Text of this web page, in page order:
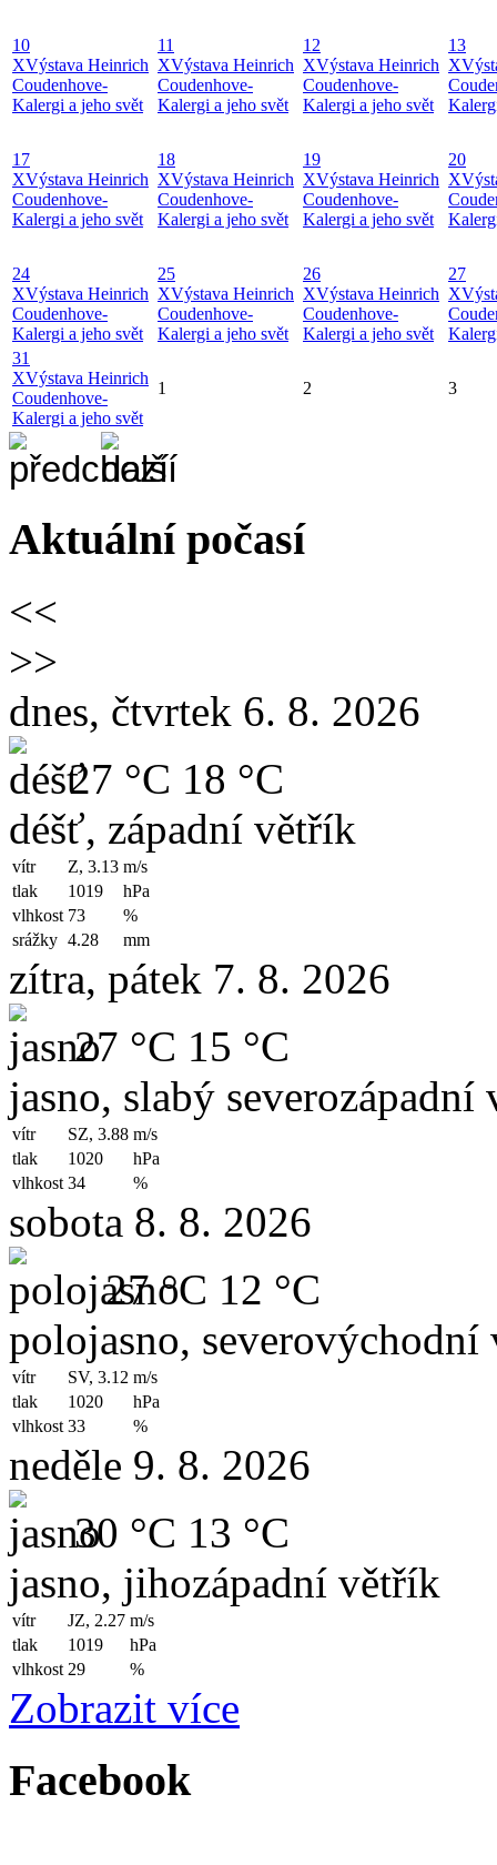
10
XVýstava Heinrich
Coudenhove-
Kalergi a jeho svět
11
XVýstava Heinrich
Coudenhove-
Kalergi a jeho svět
12
XVýstava Heinrich
Coudenhove-
Kalergi a jeho svět
13
X
17
XVýstava Heinrich
Coudenhove-
Kalergi a jeho svět
18
XVýstava Heinrich
Coudenhove-
Kalergi a jeho svět
19
XVýstava Heinrich
Coudenhove-
Kalergi a jeho svět
20
X
24
XVýstava Heinrich
Coudenhove-
Kalergi a jeho svět
25
XVýstava Heinrich
Coudenhove-
Kalergi a jeho svět
26
XVýstava Heinrich
Coudenhove-
Kalergi a jeho svět
27
X
31
XVýstava Heinrich
Coudenhove-
Kalergi a jeho svět
1 2 3
Aktuální počasí
<<
>>
dnes, čtvrtek 6. 8. 2026
27 °C 18 °C
déšť, západní větřík
vítr Z, 3.13 m/s
tlak
1019
hPa
vlhkost 73
%
srážky 4.28 mm
zítra, pátek 7. 8. 2026
27 °C 15 °C
jasno, slabý severozápadní
vítr SZ, 3.88 m/s
tlak
1020
hPa
vlhkost 34 %
sobota 8. 8. 2026
27 °C 12 °C
polojasno, severovýchodní
vítr SV, 3.12 m/s
tlak
1020
hPa
vlhkost 33 %
neděle 9. 8. 2026
30 °C 13 °C
jasno, jihozápadní větřík
vítr JZ, 2.27 m/s
tlak
1019
hPa
vlhkost 29 %
Zobrazit více
Facebook